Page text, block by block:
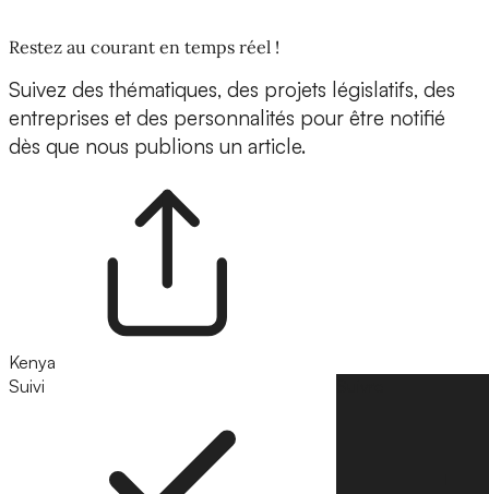
Restez au courant en temps réel !
Suivez des thématiques, des projets législatifs, des
entreprises et des personnalités pour être notifié
dès que nous publions un article.
Kenya
Suivi